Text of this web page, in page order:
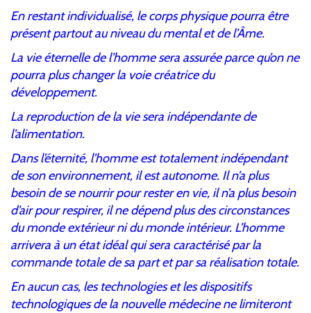
En restant individualisé, le corps physique pourra être
présent partout au niveau du mental et de l’Âme.
La vie éternelle de l’homme sera assurée parce qu’on ne
pourra plus changer la voie créatrice du
développement.
La reproduction de la vie sera indépendante de
l’alimentation.
Dans l’éternité, l’homme est totalement indépendant
de son environnement, il est autonome. Il n’a plus
besoin de se nourrir pour rester en vie, il n’a plus besoin
d’air pour respirer, il ne dépend plus des circonstances
du monde extérieur ni du monde intérieur. L’homme
arrivera à un état idéal qui sera caractérisé par la
commande totale de sa part et par sa réalisation totale.
En aucun cas, les technologies et les dispositifs
technologiques de la nouvelle médecine ne limiteront